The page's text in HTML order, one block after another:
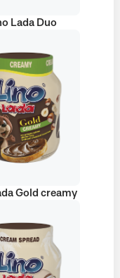
Lada Duo
Gold creamy